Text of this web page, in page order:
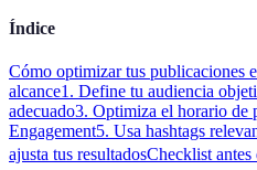
Índice
Cómo optimizar tus publicaciones
alcance1. Define tu audiencia
adecuado3. Optimiza el horario de
Engagement5. Usa hashtags
ajusta tus resultadosChecklist